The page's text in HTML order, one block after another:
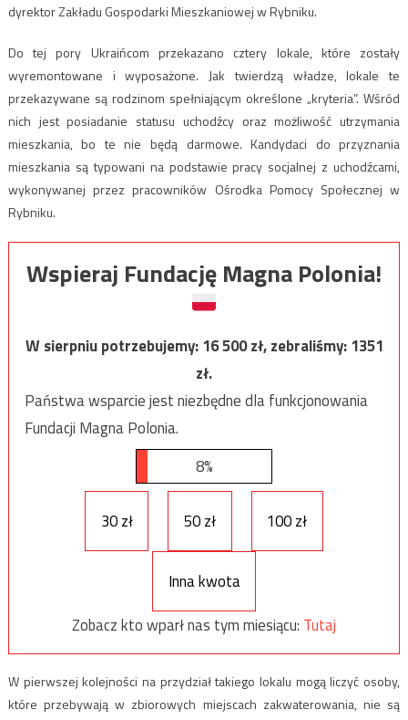
dyrektor Zakładu Gospodarki Mieszkaniowej w Rybniku.
Do tej pory Ukraińcom przekazano cztery lokale, które zostały
wyremontowane i wyposażone. Jak twierdzą władze, lokale te
przekazywane są rodzinom spełniającym określone „kryteria”. Wśród
nich jest posiadanie statusu uchodźcy oraz możliwość utrzymania
mieszkania, bo te nie będą darmowe. Kandydaci do przyznania
mieszkania są typowani na podstawie pracy socjalnej z uchodźcami,
wykonywanej przez pracowników Ośrodka Pomocy Społecznej w
Rybniku.
Wspieraj Fundację Magna Polonia!
W sierpniu potrzebujemy:16 500zł, zebraliśmy:1351
zł.
Państwa wsparcie jest niezbędne dla funkcjonowania
Fundacji Magna Polonia.
8%
30 zł 50 zł 100 zł
Inna kwota
Zobacz kto wparł nas tym miesiącu: Tutaj
W pierwszej kolejności na przydział takiego lokalu mogą liczyć osoby,
które przebywają w zbiorowych miejscach zakwaterowania, nie są